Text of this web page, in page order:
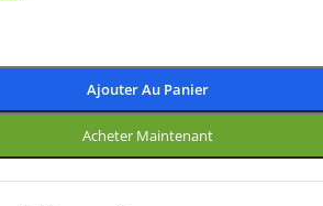
Ajouter Au Panier
Acheter Maintenant